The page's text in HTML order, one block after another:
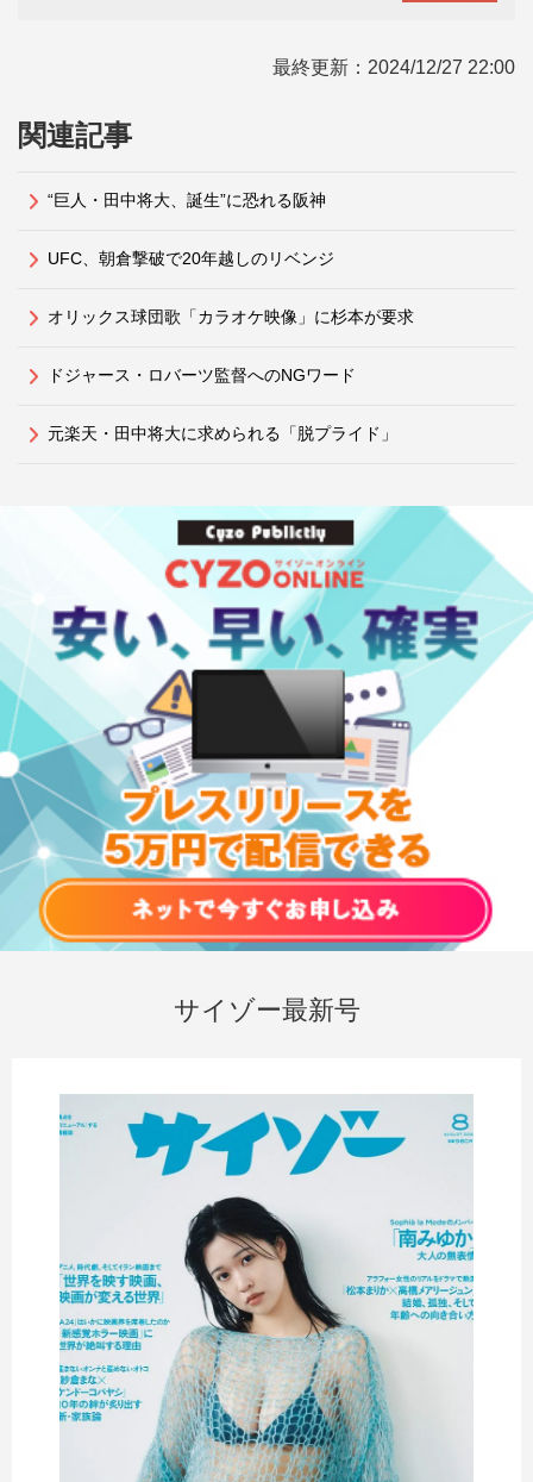
最終更新： 2024/12/27 22:00
関連記事
“巨人・田中将大、誕生”に恐れる阪神
UFC、朝倉撃破で20年越しのリベンジ
オリックス球団歌「カラオケ映像」に杉本が要求
ドジャース・ロバーツ監督へのNGワード
元楽天・田中将大に求められる「脱プライド」
サイゾー最新号